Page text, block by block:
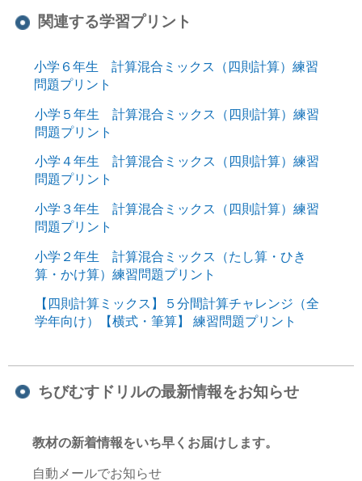
関連する学習プリント
小学６年生 計算混合ミックス（四則計算）練習
問題プリント
小学５年生 計算混合ミックス（四則計算）練習
問題プリント
小学４年生 計算混合ミックス（四則計算）練習
問題プリント
小学３年生 計算混合ミックス（四則計算）練習
問題プリント
小学２年生 計算混合ミックス（たし算・ひき
算・かけ算）練習問題プリント
【四則計算ミックス】５分間計算チャレンジ（全
学年向け）【横式・筆算】 練習問題プリント
ちびむすドリルの最新情報をお知らせ
教材の新着情報をいち早くお届けします。
自動メールでお知らせ